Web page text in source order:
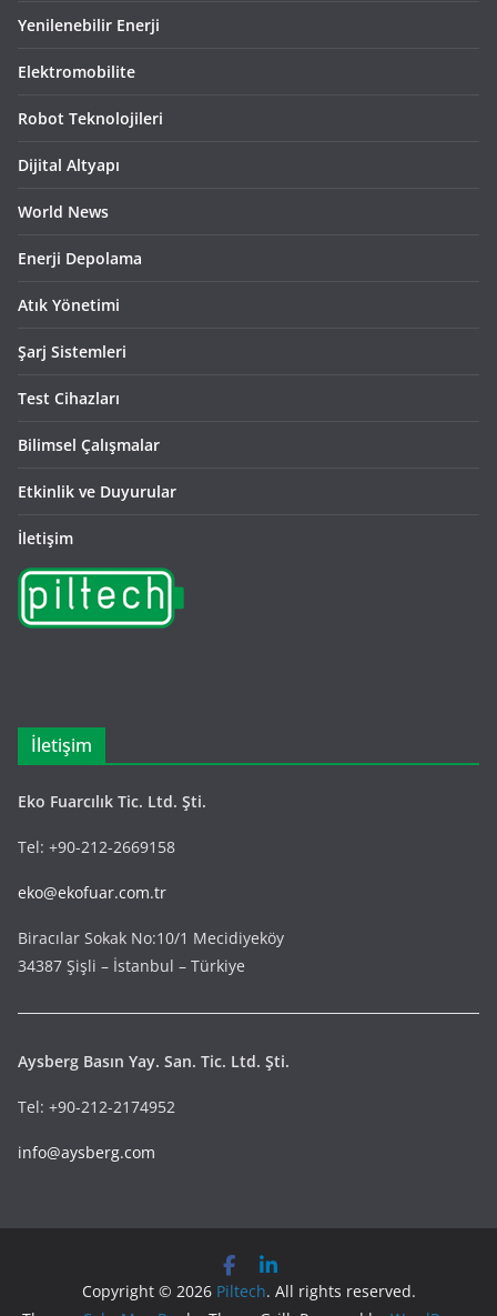
Yenilenebilir Enerji
Elektromobilite
Robot Teknolojileri
Dijital Altyapı
World News
Enerji Depolama
Atık Yönetimi
Şarj Sistemleri
Test Cihazları
Bilimsel Çalışmalar
Etkinlik ve Duyurular
İletişim
İletişim
Eko Fuarcılık Tic. Ltd. Şti.
Tel: +90-212-2669158
eko@ekofuar.com.tr
Biracılar Sokak No:10/1 Mecidiyeköy
34387 Şişli – İstanbul – Türkiye
Aysberg Basın Yay. San. Tic. Ltd. Şti.
Tel: +90-212-2174952
info@aysberg.com
Copyright © 2026 Piltech. All rights reserved.